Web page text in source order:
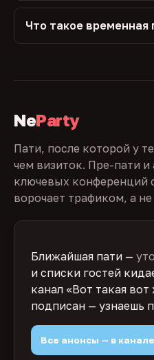
Что такое временная
NeParty
Пати, после которой у
чем визиток. Пре-пати
ключевых конференций
ворочает трафиком, а
Ближайшая пати —
и списки гостей
канал «Вот такая
подписан — узнаешь
Все анонсы — в канале